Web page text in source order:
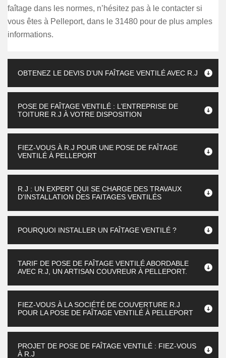
faîtage dans les normes, n’hésitez pas à le contacter si
vous êtes à Pelleport, dans le 31480 pour de plus amples
informations.
OBTENEZ LE DEVIS D’UN FAÎTAGE VENTILÉ AVEC R.J
POSE DE FAÎTAGE VENTILÉ : L’ENTREPRISE DE
TOITURE R.J À VOTRE DISPOSITION
FIEZ-VOUS À R.J POUR UNE POSE DE FAÎTAGE
VENTILÉ À PELLEPORT
R.J : UN EXPERT QUI SE CHARGE DES TRAVAUX
D'INSTALLATION DES FAITAGES VENTILÉS
POURQUOI INSTALLER UN FAÎTAGE VENTILÉ ?
TARIF DE POSE DE FAÎTAGE VENTILÉ ABORDABLE
AVEC R.J, UN ARTISAN COUVREUR À PELLEPORT.
FIEZ-VOUS À LA SOCIÉTÉ DE COUVERTURE R.J
POUR LA POSE DE FAÎTAGE VENTILÉ À PELLEPORT
PROJET DE POSE DE FAÎTAGE VENTILÉ : FIEZ-VOUS
À R.J